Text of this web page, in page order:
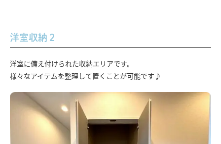
洋室収納２
洋室に備え付けられた収納エリアです。
様々なアイテムを整理して置くことが可能です♪